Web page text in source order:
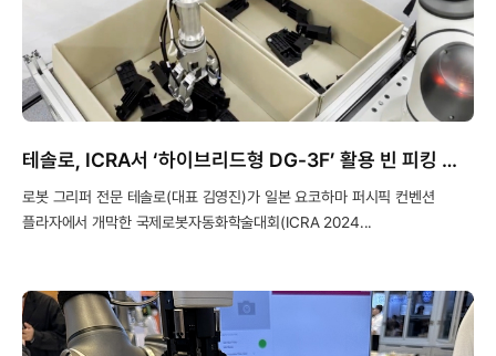
테솔로, ICRA서 ‘하이브리드형 DG-3F’ 활용 빈 피킹 기술 소개
로봇 그리퍼 전문 테솔로(대표 김영진)가 일본 요코하마 퍼시픽 컨벤션
플라자에서 개막한 국제로봇자동화학술대회(ICRA 2024...